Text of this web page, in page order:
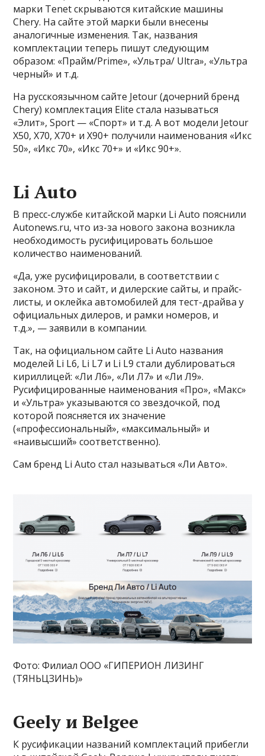
марки Tenet скрываются китайские машины
Chery. На сайте этой марки были внесены
аналогичные изменения. Так, названия
комплектации теперь пишут следующим
образом: «Прайм/Prime», «Ультра/ Ultra», «Ультра
черный» и т.д.
На русскоязычном сайте Jetour (дочерний бренд
Chery) комплектация Elite стала называться
«Элит», Sport — «Спорт» и т.д. А вот модели Jetour
X50, X70, X70+ и X90+ получили наименования «Икс
50», «Икс 70», «Икс 70+» и «Икс 90+».
Li Auto
В пресс-службе китайской марки Li Auto пояснили
Autonews.ru, что из-за нового закона возникла
необходимость русифицировать большое
количество наименований.
«Да, уже русифицировали, в соответствии с
законом. Это и сайт, и дилерские сайты, и прайс-
листы, и оклейка автомобилей для тест-драйва у
официальных дилеров, и рамки номеров, и
т.д.», — заявили в компании.
Так, на официальном сайте Li Auto названия
моделей Li L6, Li L7 и Li L9 стали дублироваться
кириллицей: «Ли Л6», «Ли Л7» и «Ли Л9».
Русифицированные наименования «Про», «Макс»
и «Ультра» указываются со звездочкой, под
которой поясняется их значение
(«профессиональный», «максимальный» и
«наивысший» соответственно).
Сам бренд Li Auto стал называться «Ли Авто».
Фото: Филиал ООО «ГИПЕРИОН ЛИЗИНГ
(ТЯНЬЦЗИНЬ)»
Geely и Belgee
К русификации названий комплектаций прибегли